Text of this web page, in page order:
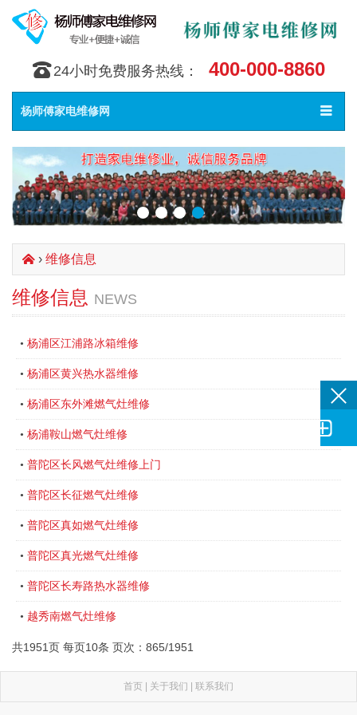
󰇯 24小时免费服务热线： 400-000-8860
Toggle
󰀥
杨师傅家电维修网
󰄫 › 维修信息
维修信息 NEWS
• 杨浦区江浦路冰箱维修
• 杨浦区黄兴热水器维修
• 杨浦区东外滩燃气灶维修
• 杨浦鞍山燃气灶维修
• 普陀区长风燃气灶维修上门
• 普陀区长征燃气灶维修
• 普陀区真如燃气灶维修
• 普陀区真光燃气灶维修
• 普陀区长寿路热水器维修
• 越秀南燃气灶维修
共1951页 每页10条 页次：865/1951
首页 | 关于我们 | 联系我们
